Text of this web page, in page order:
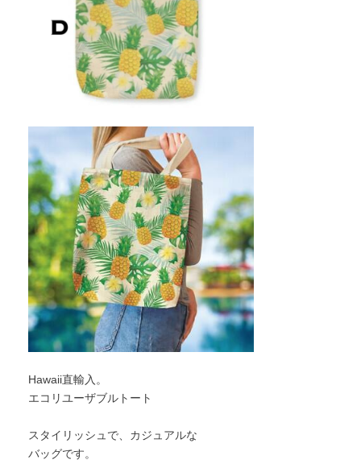
Hawaii直輸入。
エコリユーザブルトート
スタイリッシュで、カジュアルな
バッグです。